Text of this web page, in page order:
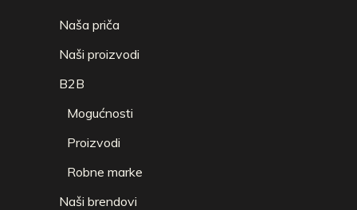
Naša priča
Naši proizvodi
B2B
Mogućnosti
Proizvodi
Robne marke
Naši brendovi